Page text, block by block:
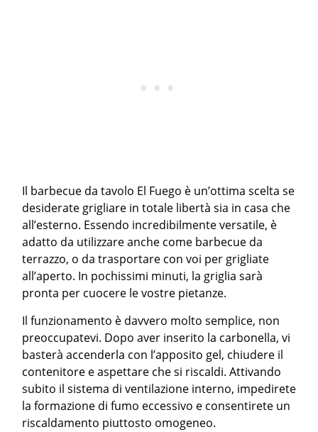
Il barbecue da tavolo El Fuego è un’ottima scelta se
desiderate grigliare in totale libertà sia in casa che
all’esterno. Essendo incredibilmente versatile, è
adatto da utilizzare anche come barbecue da
terrazzo, o da trasportare con voi per grigliate
all’aperto. In pochissimi minuti, la griglia sarà
pronta per cuocere le vostre pietanze.
Il funzionamento è davvero molto semplice, non
preoccupatevi. Dopo aver inserito la carbonella, vi
basterà accenderla con l’apposito gel, chiudere il
contenitore e aspettare che si riscaldi. Attivando
subito il sistema di ventilazione interno, impedirete
la formazione di fumo eccessivo e consentirete un
riscaldamento piuttosto omogeneo.